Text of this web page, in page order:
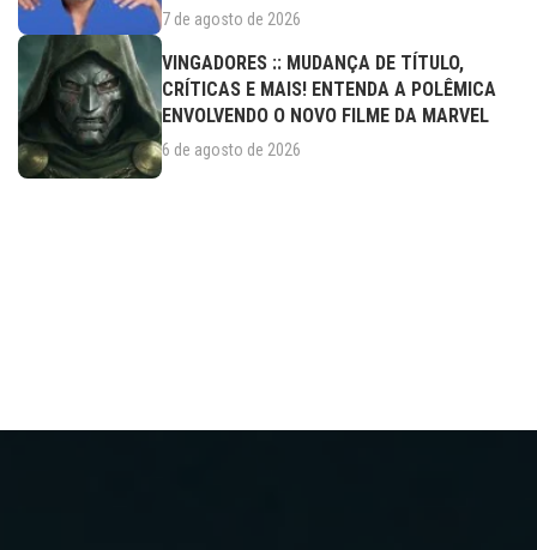
7 de agosto de 2026
VINGADORES :: MUDANÇA DE TÍTULO,
CRÍTICAS E MAIS! ENTENDA A POLÊMICA
ENVOLVENDO O NOVO FILME DA MARVEL
6 de agosto de 2026